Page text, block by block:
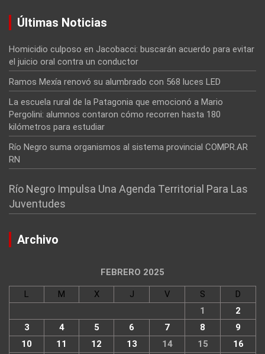
Últimas Noticias
Homicidio culposo en Jacobacci: buscarán acuerdo para evitar
el juicio oral contra un conductor
Ramos Mexía renovó su alumbrado con 568 luces LED
La escuela rural de la Patagonia que emocionó a Mario
Pergolini: alumnos contaron cómo recorren hasta 180
kilómetros para estudiar
Río Negro suma organismos al sistema provincial COMPR.AR
RN
Río Negro Impulsa Una Agenda Territorial Para Las
Juventudes
Archivo
FEBRERO 2025
L M X J V S
D
1
2
3
4 5 6 7 8
9
10
11 12 13 14 15
16